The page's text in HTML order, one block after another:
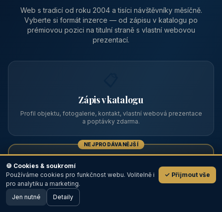
Web s tradicí od roku 2004 a tisíci návštěvníky měsíčně.
Vyberte si formát inzerce — od zápisu v katalogu po
prémiovou pozici na titulní straně s vlastní webovou
prezentací.
Zápis v katalogu
Profil objektu, fotogalerie, kontakt, vlastní webová prezentace
a poptávky zdarma.
NEJPRODÁVANĚJŠÍ
Prémiový partner
TOP pozice na titulce, přednost ve výpisech, zlatý odznak a
💬
🖥️ Desktop verze
🍪 Cookies & soukromí
Používáme cookies pro funkčnost webu. Volitelně i
pro analytiku a marketing.
✓ Přijmout vše
Jen nutné Detaily